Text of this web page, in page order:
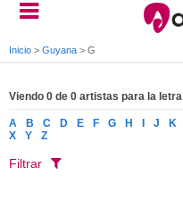
Inicio > Guyana > G
Viendo 0 de 0 artistas para la letra
A B C D E F G H J K
X
Y Z
Filtrar